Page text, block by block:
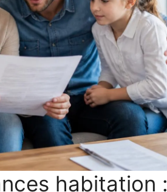
habitation :